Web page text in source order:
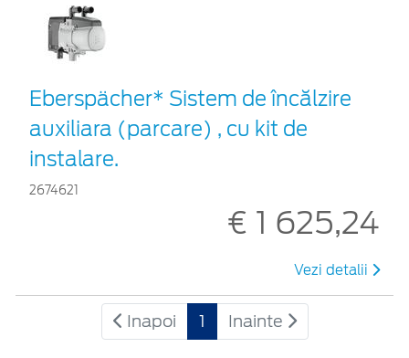
Eberspächer* Sistem de încălzire
auxiliara (parcare) , cu kit de
instalare.
2674621
€ 1 625,24
Vezi detalii
Inapoi 1 Inainte